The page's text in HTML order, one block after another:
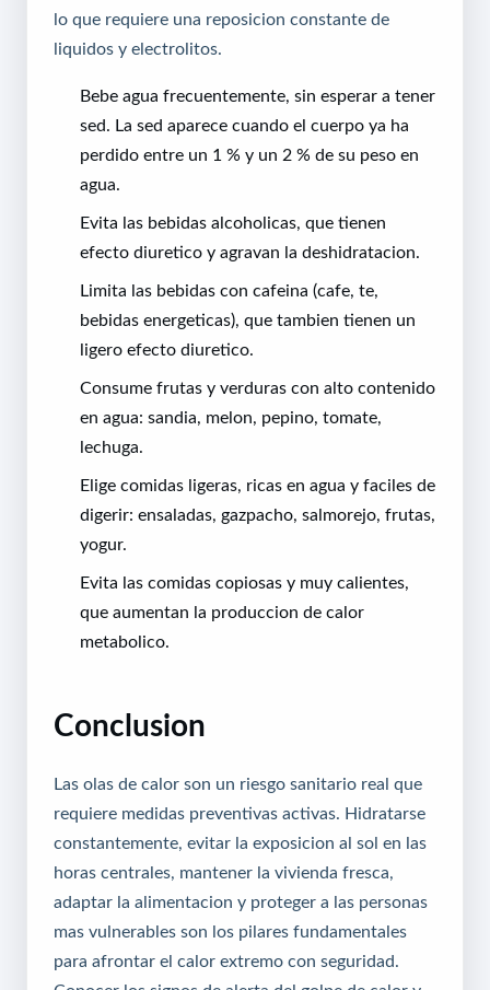
lo que requiere una reposicion constante de
liquidos y electrolitos.
Bebe agua frecuentemente, sin esperar a tener
sed. La sed aparece cuando el cuerpo ya ha
perdido entre un 1 % y un 2 % de su peso en
agua.
Evita las bebidas alcoholicas, que tienen
efecto diuretico y agravan la deshidratacion.
Limita las bebidas con cafeina (cafe, te,
bebidas energeticas), que tambien tienen un
ligero efecto diuretico.
Consume frutas y verduras con alto contenido
en agua: sandia, melon, pepino, tomate,
lechuga.
Elige comidas ligeras, ricas en agua y faciles de
digerir: ensaladas, gazpacho, salmorejo, frutas,
yogur.
Evita las comidas copiosas y muy calientes,
que aumentan la produccion de calor
metabolico.
Conclusion
Las olas de calor son un riesgo sanitario real que
requiere medidas preventivas activas. Hidratarse
constantemente, evitar la exposicion al sol en las
horas centrales, mantener la vivienda fresca,
adaptar la alimentacion y proteger a las personas
mas vulnerables son los pilares fundamentales
para afrontar el calor extremo con seguridad.